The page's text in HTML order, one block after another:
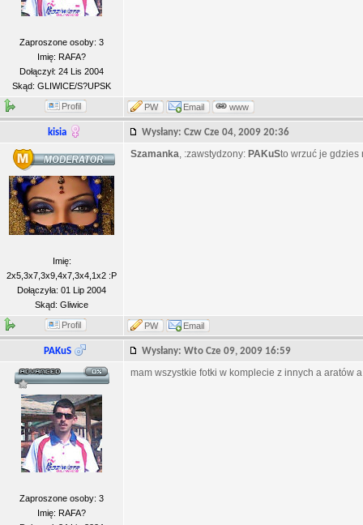
Zaproszone osoby: 3
Imię: RAFA?
Dołączył: 24 Lis 2004
Skąd: GLIWICE/S?UPSK
Profil PW Email www
kisia Wysłany: Czw Cze 04, 2009 20:36
Imię:
2x5,3x7,3x9,4x7,3x4,1x2 :P
Dołączyła: 01 Lip 2004
Skąd: Gliwice
Szamanka, :zawstydzony: PAKuSto wrzuć je gdzies
Profil PW Email
PAKuS Wysłany: Wto Cze 09, 2009 16:59
Zaproszone osoby: 3
Imię: RAFA?
mam wszystkie fotki w komplecie z innych a aratów